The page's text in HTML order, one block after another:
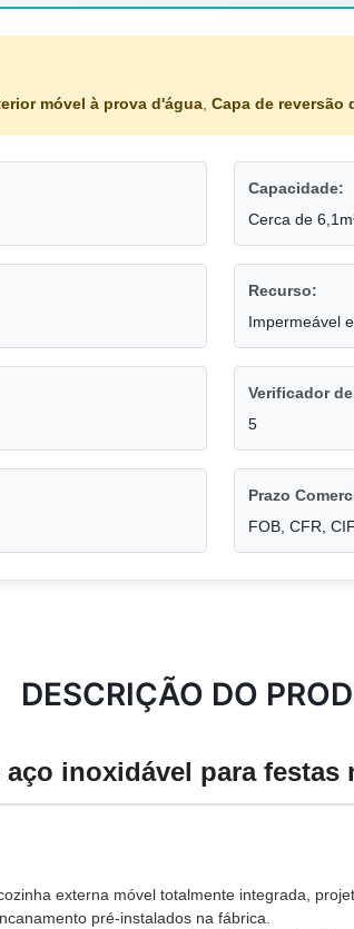
móvel à prova d'água Capa de reversão
Capacidade:
Cerca de
Recurso:
Impermeável
Verificador
5
Prazo
FOB, CFR, CIF
DESCRIÇÃO DO
inoxidável para
externa móvel totalmente integrada,
pré-instalados na fábrica.